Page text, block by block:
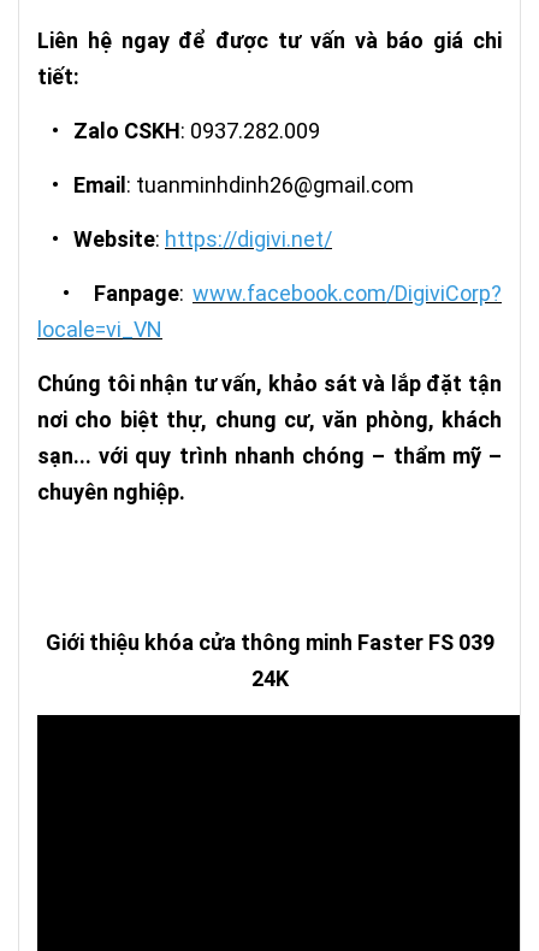
Liên hệ ngay để được tư vấn và báo giá chi
tiết:
• Zalo CSKH: 0937.282.009
• Email: tuanminhdinh26@gmail.com
• Website: https://digivi.net/
• Fanpage:www.facebook.com/DigiviCorp?
locale=vi_VN
Chúng tôi nhận tư vấn, khảo sát và lắp đặt tận
nơi cho biệt thự, chung cư, văn phòng, khách
sạn... với quy trình nhanh chóng – thẩm mỹ –
chuyên nghiệp.
Giới thiệu khóa cửa thông minh Faster FS 039
24K